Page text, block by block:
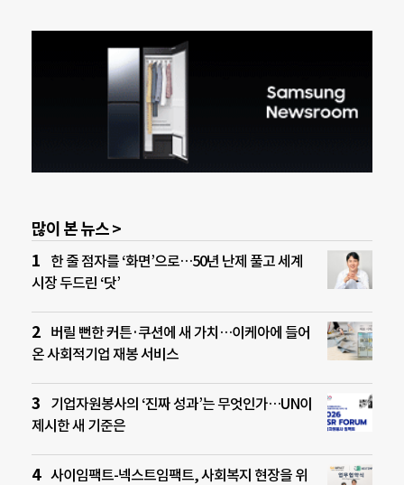
많이 본 뉴스 >
한 줄 점자를 ‘화면’으로…50년 난제 풀고 세계
시장 두드린 ‘닷’
버릴 뻔한 커튼·쿠션에 새 가치…이케아에 들어
온 사회적기업 재봉 서비스
기업자원봉사의 ‘진짜 성과’는 무엇인가…UN이
제시한 새 기준은
사이임팩트-넥스트임팩트, 사회복지 현장을 위